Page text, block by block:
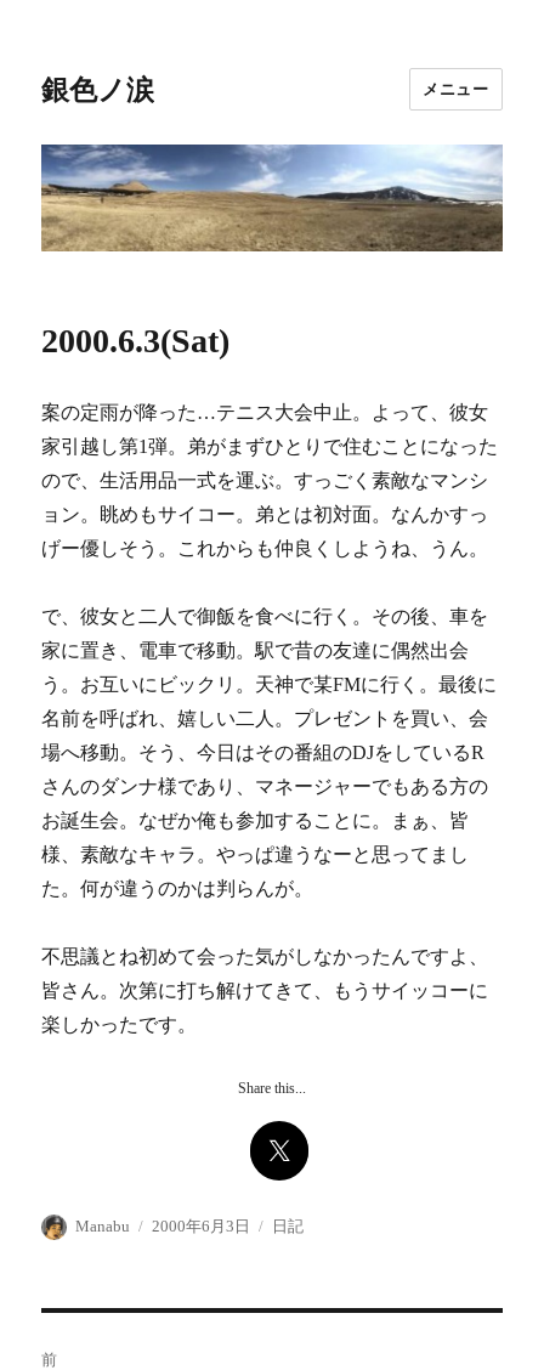
銀色ノ涙 メニュー
2000.6.3(Sat)
案の定雨が降った…テニス大会中止。よって、彼女
家引越し第1弾。弟がまずひとりで住むことになった
ので、生活用品一式を運ぶ。すっごく素敵なマンシ
ョン。眺めもサイコー。弟とは初対面。なんかすっ
げー優しそう。これからも仲良くしようね、うん。
で、彼女と二人で御飯を食べに行く。その後、車を
家に置き、電車で移動。駅で昔の友達に偶然出会
う。お互いにビックリ。天神で某FMに行く。最後に
名前を呼ばれ、嬉しい二人。プレゼントを買い、会
場へ移動。そう、今日はその番組のDJをしているR
さんのダンナ様であり、マネージャーでもある方の
お誕生会。なぜか俺も参加することに。まぁ、皆
様、素敵なキャラ。やっぱ違うなーと思ってまし
た。何が違うのかは判らんが。
不思議とね初めて会った気がしなかったんですよ、
皆さん。次第に打ち解けてきて、もうサイッコーに
楽しかったです。
Share this...
投
Manabu
投
2000年6月3日
カ
日記
前